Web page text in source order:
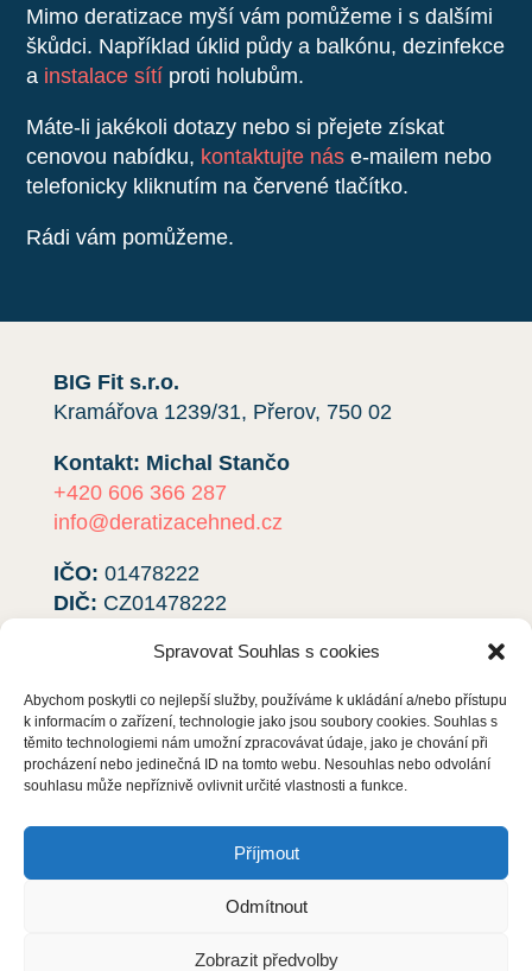
Spravovat Souhlas s cookies
Abychom poskytli co nejlepší služby, používáme k ukládání a/nebo přístupu
k informacím o zařízení, technologie jako jsou soubory cookies. Souhlas s
těmito technologiemi nám umožní zpracovávat údaje, jako je chování při
procházení nebo jedinečná ID na tomto webu. Nesouhlas nebo odvolání
souhlasu může nepříznivě ovlivnit určité vlastnosti a funkce.
Příjmout
Odmítnout
Zobrazit předvolby
Mimo deratizace myší vám pomůžeme i s dalšími
škůdci. Například úklid půdy a balkónu, dezinfekce
a instalace sítí proti holubům.
Máte-li jakékoli dotazy nebo si přejete získat
cenovou nabídku, kontaktujte nás e-mailem nebo
telefonicky kliknutím na červené tlačítko.
Rádi vám pomůžeme.
BIG Fit s.r.o.
Kramářova 1239/31, Přerov, 750 02
Kontakt: Michal Stančo
+420 606 366 287
info@deratizacehned.cz
IČO: 01478222
DIČ: CZ01478222
Jsme plátci DPH!
C, vložka 64695.
Ochrana osobních údajů
S čím vám pomůžeme?